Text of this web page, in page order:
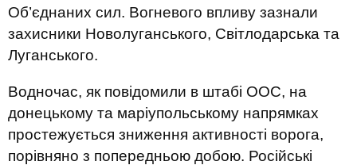
Об’єднаних сил. Вогневого впливу зазнали
захисники Новолуганського, Світлодарська та
Луганського.
Водночас, як повідомили в штабі ООС, на
донецькому та маріупольському напрямках
простежується зниження активності ворога,
порівняно з попередньою добою. Російські